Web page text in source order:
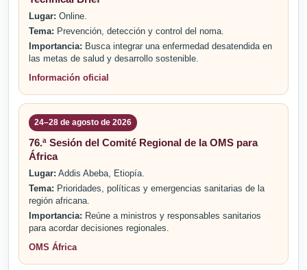
Lugar: Online.
Tema: Prevención, detección y control del noma.
Importancia: Busca integrar una enfermedad desatendida en
las metas de salud y desarrollo sostenible.
Información oficial
24–28 de agosto de 2026
76.ª Sesión del Comité Regional de la OMS para
África
Lugar: Addis Abeba, Etiopía.
Tema: Prioridades, políticas y emergencias sanitarias de la
región africana.
Importancia: Reúne a ministros y responsables sanitarios
para acordar decisiones regionales.
OMS África